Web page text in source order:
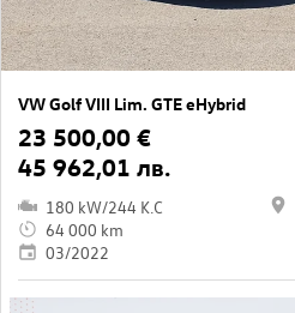
VW Golf VIII Lim. GTE eHybrid
23 500,00 €
45 962,01 лв.
180 kW/244 K.C
64 000 km
03/2022